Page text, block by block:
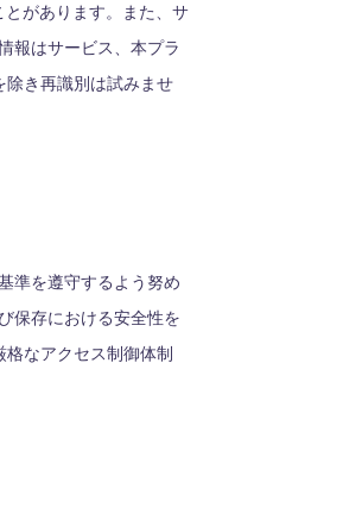
があります。また、サ
報はサービス、本プラ
き再識別は試みませ
準を遵守するよう努め
保存における安全性を
なアクセス制御体制